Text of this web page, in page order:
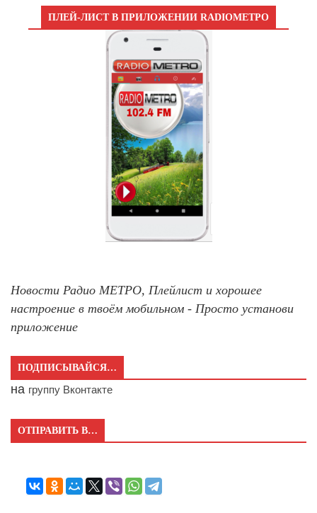
ПЛЕЙ-ЛИСТ В ПРИЛОЖЕНИИ RADIOМЕТРО
Новости Радио МЕТРО, Плейлист и хорошее
настроение в твоём мобильном - Просто установи
приложение
ПОДПИСЫВАЙСЯ…
на группу Вконтакте
ОТПРАВИТЬ В…